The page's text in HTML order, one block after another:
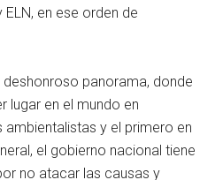
ELN, en ese orden de
panorama, donde
lugar en el mundo en
y el primero en
el gobierno nacional tiene
no atacar las causas y